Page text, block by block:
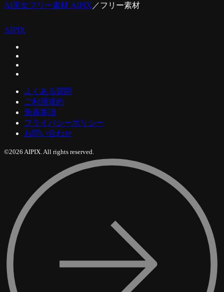
AI美女フリー素材 AIPIX ／フリー素材
AIPIX
よくある質問
ご利用規約
免責事項
プライバシーポリシー
お問い合わせ
©2026 AIPIX. All rights reserved.